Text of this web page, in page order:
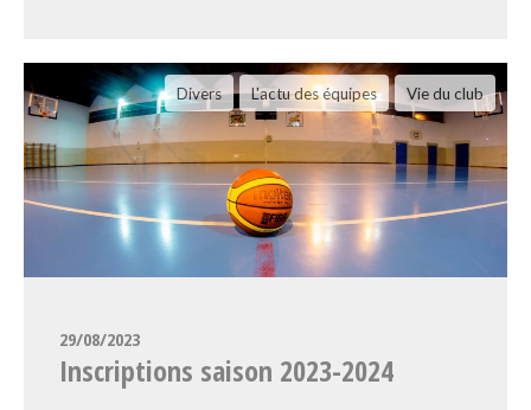
Divers L'actu des équipes Vie du club
29/08/2023
Inscriptions saison 2023-2024